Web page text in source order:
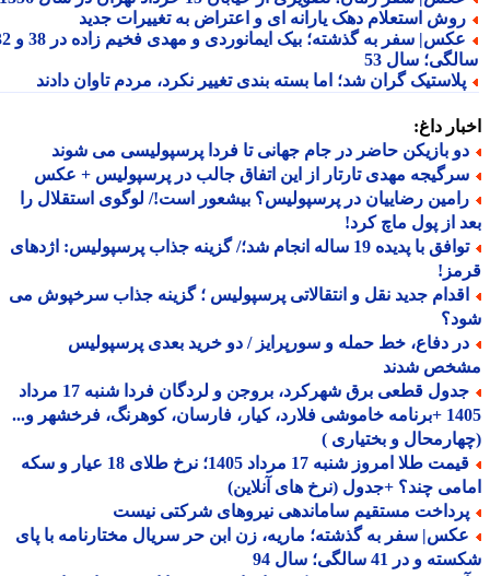
استعلام دهک یارانه ای و اعتراض به تغییرات جدید
عکس| سفر به گذشته؛ بیک ایمانوردی و مهدی فخیم زاده در 38 و 32
سال 53
گران شد؛ اما بسته بندی تغییر نکرد، مردم تاوان دادند
داغ:
بازیکن حاضر در جام جهانی تا فردا پرسپولیسی می شوند
مهدی تارتار از این اتفاق جالب در پرسپولیس + عکس
رضاییان در پرسپولیس؟ بیشعور است!/ لوگوی استقلال را
از پول ماچ کرد!
توافق با پدیده 19 ساله انجام شد؛/ گزینه جذاب پرسپولیس: اژدهای
جدید نقل و انتقالاتی پرسپولیس ؛ گزینه جذاب سرخپوش می
دفاع، خط حمله و سورپرایز / دو خرید بعدی پرسپولیس
شدند
جدول قطعی برق شهرکرد، بروجن و لردگان فردا شنبه 17 مرداد
1405 +برنامه خاموشی فلارد، کیار، فارسان، کوهرنگ، فرخشهر و...
و بختیاری )
قیمت طلا امروز شنبه 17 مرداد 1405؛ نرخ طلای 18 عیار و سکه
چند؟ +جدول (نرخ های آنلاین)
مستقیم ساماندهی نیروهای شرکتی نیست
سفر به گذشته؛ ماریه، زن ابن حر سریال مختارنامه با پای
و در 41 سالگی؛ سال 94